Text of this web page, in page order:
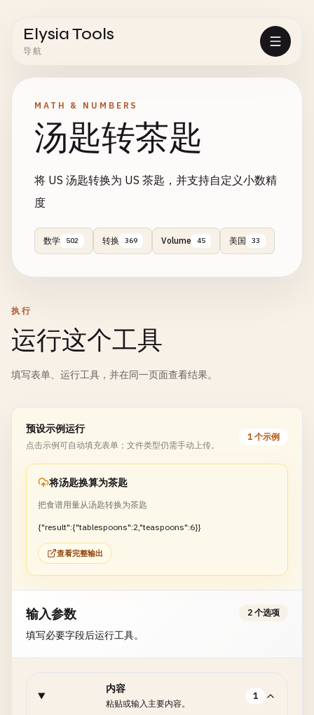
Elysia Tools
导航
MATH & NUMBERS
汤匙转茶匙
将 US 汤匙转换为 US 茶匙，并支持自定义小数精
度
数学 502 转换 369 Volume 45 美国 33
执行
运行这个工具
填写表单、运行工具，并在同一页面查看结果。
预设示例运行
点击示例可自动填充表单；文件类型仍需手动上传。
1 个示例
将汤匙换算为茶匙
把食谱用量从汤匙转换为茶匙
{"result":{"tablespoons":2,"teaspoons":6}}
查看完整输出
输入参数
填写必要字段后运行工具。
2 个选项
内容
粘贴或输入主要内容。
1